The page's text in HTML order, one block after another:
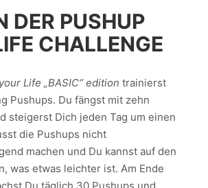
DER PUSHUP
CHALLENGE
Life „BASIC“ edition trainierst
Pushups. Du fängst mit zehn
steigerst Dich jeden Tag um einen
die Pushups nicht
machen und Du kannst auf den
was etwas leichter ist. Am Ende